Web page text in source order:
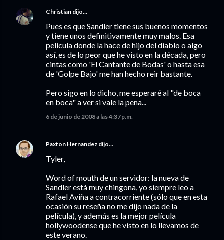
Christian dijo…
Pues es que Sandler tiene sus buenos momentos
y tiene unos definitivamente muy malos. Esa
película donde la hace de hijo del diablo o algo
así, es de lo peor que he visto en la década, pero
cintas como 'El Cantante de Bodas' o hasta esa
de 'Golpe Bajo' me han hecho reir bastante.
Pero sigo en lo dicho, me esperaré al "de boca
en boca" a ver si vale la pena...
6 de junio de 2008 a las 4:37 p.m.
Paxton Hernandez dijo…
Tyler,
Word of mouth de un servidor: la nueva de
Sandler está muy chingona, yo siempre leo a
Rafael Aviña a contracorriente (sólo que en esta
ocasión su reseña no me dijo nada de la
película), y además es la mejor película
hollywoodense que he visto en lo llevamos de
este verano.